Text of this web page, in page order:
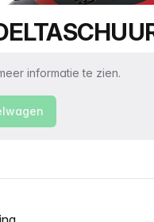
informatie te zien.
tabblad